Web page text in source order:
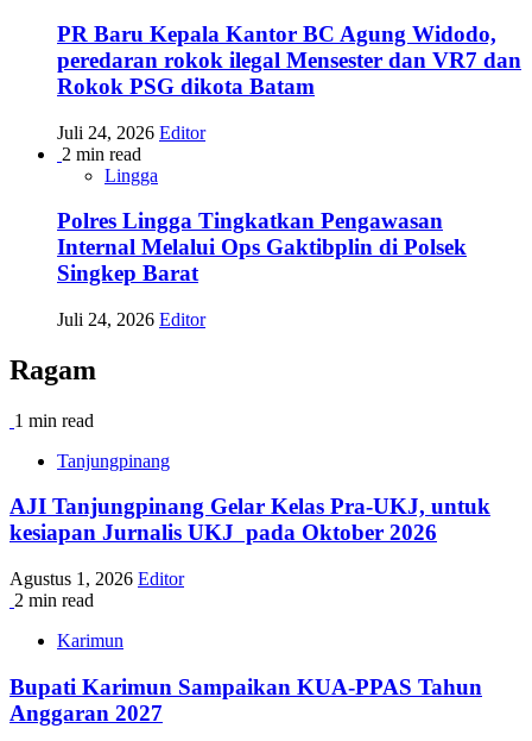
PR Baru Kepala Kantor BC Agung Widodo,
peredaran rokok ilegal Mensester dan VR7 dan
Rokok PSG dikota Batam
Juli 24, 2026 Editor
2 min read
Lingga
Polres Lingga Tingkatkan Pengawasan
Internal Melalui Ops Gaktibplin di Polsek
Singkep Barat
Juli 24, 2026 Editor
Ragam
1 min read
Tanjungpinang
AJI Tanjungpinang Gelar Kelas Pra-UKJ, untuk
kesiapan Jurnalis UKJ pada Oktober 2026
Agustus 1, 2026 Editor
2 min read
Karimun
Bupati Karimun Sampaikan KUA-PPAS Tahun
Anggaran 2027